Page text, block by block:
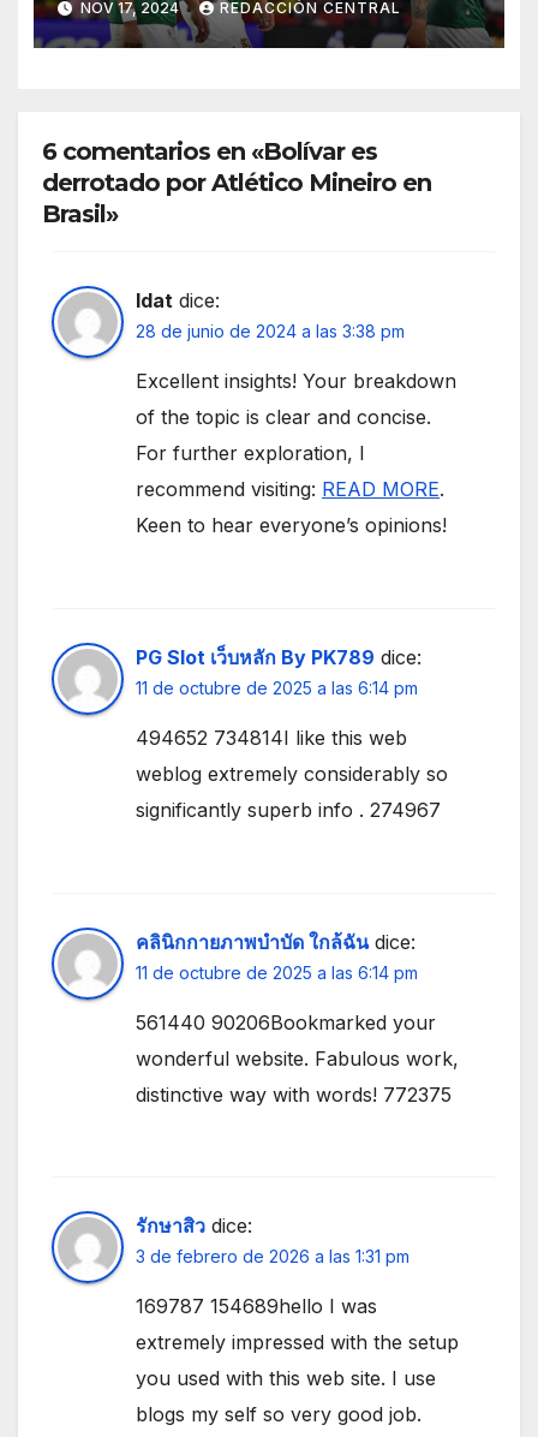
NOV 17, 2024 REDACCIÓN CENTRAL
6 comentarios en «Bolívar es
derrotado por Atlético Mineiro en
Brasil»
Idat dice:
28 de junio de 2024 a las 3:38 pm
Excellent insights! Your breakdown
of the topic is clear and concise.
For further exploration, I
recommend visiting: READ MORE.
Keen to hear everyone’s opinions!
PG Slot เว็บหลัก By PK789 dice:
11 de octubre de 2025 a las 6:14 pm
494652 734814I like this web
weblog extremely considerably so
significantly superb info . 274967
คลินิกกายภาพบำบัด ใกล้ฉัน dice:
11 de octubre de 2025 a las 6:14 pm
561440 90206Bookmarked your
wonderful website. Fabulous work,
distinctive way with words! 772375
รักษาสิว dice:
3 de febrero de 2026 a las 1:31 pm
169787 154689hello I was
extremely impressed with the setup
you used with this web site. I use
blogs my self so very good job.